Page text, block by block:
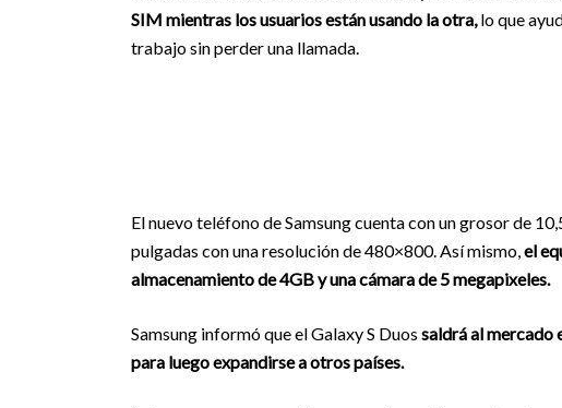
SIM mientras los usuarios están usando la otra,lo que
trabajo sin perder una llamada.
El nuevo teléfono de Samsung cuenta con un grosor de
pulgadas con una resolución de 480×800. Así mismo,el
almacenamiento de 4GB y una cámara de 5 megapixeles.
Samsung informó que el Galaxy S Duos saldrá al mercado
para luego expandirse a otros países.